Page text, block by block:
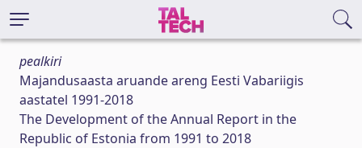
pealkiri
Majandusaasta aruande areng Eesti Vabariigis
aastatel 1991-2018
The Development of the Annual Report in the
Republic of Estonia from 1991 to 2018